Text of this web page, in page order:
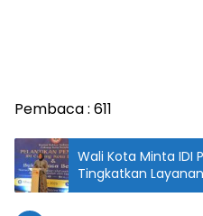
Pembaca : 611
Wali Kota Minta IDI
Tingkatkan